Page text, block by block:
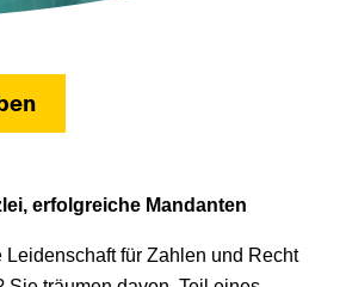
erfolgreiche Mandanten
Leidenschaft für Zahlen und Recht